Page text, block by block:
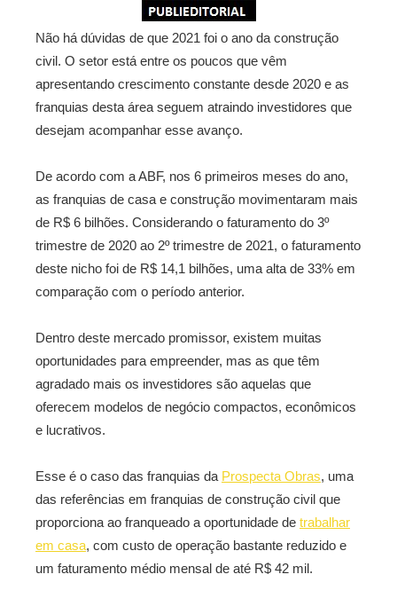
Não há dúvidas de que 2021 foi o ano da construção
civil. O setor está entre os poucos que vêm
apresentando crescimento constante desde 2020 e as
franquias desta área seguem atraindo investidores que
desejam acompanhar esse avanço.
De acordo com a ABF, nos 6 primeiros meses do ano,
as franquias de casa e construção movimentaram mais
de R$ 6 bilhões. Considerando o faturamento do 3º
trimestre de 2020 ao 2º trimestre de 2021, o faturamento
deste nicho foi de R$ 14,1 bilhões, uma alta de 33% em
comparação com o período anterior.
Dentro deste mercado promissor, existem muitas
oportunidades para empreender, mas as que têm
agradado mais os investidores são aquelas que
oferecem modelos de negócio compactos, econômicos
e lucrativos.
Esse é o caso das franquias da Prospecta Obras, uma
das referências em franquias de construção civil que
proporciona ao franqueado a oportunidade de trabalhar
em casa, com custo de operação bastante reduzido e
um faturamento médio mensal de até R$ 42 mil.